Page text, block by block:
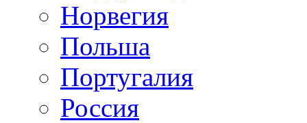
Норвегия
Польша
Португалия
Россия